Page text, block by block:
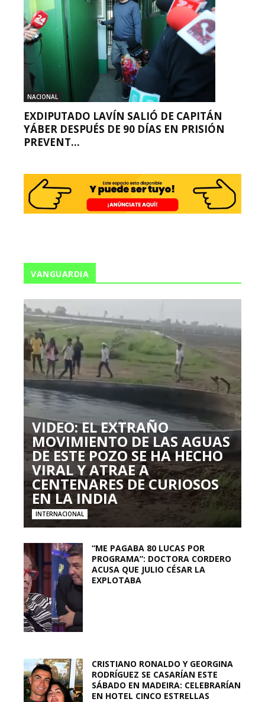
NACIONAL
EXDIPUTADO LAVÍN SALIÓ DE CAPITÁN
YÁBER DESPUÉS DE 90 DÍAS EN PRISIÓN
PREVENT...
VANGUARDIA
VIDEO: EL EXTRAÑO
MOVIMIENTO DE LAS AGUAS
DE ESTE POZO SE HA HECHO
VIRAL Y ATRAE A
CENTENARES DE CURIOSOS
EN LA INDIA
INTERNACIONAL
“ME PAGABA 80 LUCAS POR
PROGRAMA”: DOCTORA CORDERO
ACUSA QUE JULIO CÉSAR LA
EXPLOTABA
CRISTIANO RONALDO Y GEORGINA
RODRÍGUEZ SE CASARÍAN ESTE
SÁBADO EN MADEIRA: CELEBRARÍAN
EN HOTEL CINCO ESTRELLAS